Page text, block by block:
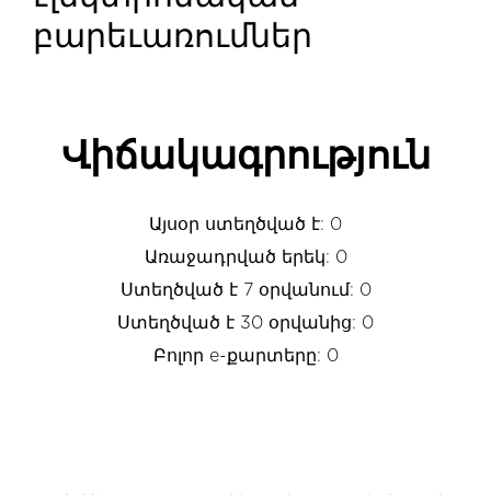
բարեւառումներ
Վիճակագրություն
Այսօր ստեղծված է: 0
Առաջադրված երեկ: 0
Ստեղծված է 7 օրվանում: 0
Ստեղծված է 30 օրվանից: 0
Բոլոր e-քարտերը: 0